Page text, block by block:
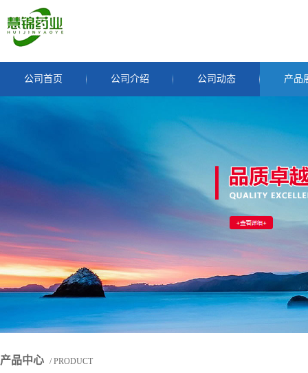
公司首页 公司介绍 公司动态 产品
产品中心 / PRODUCT